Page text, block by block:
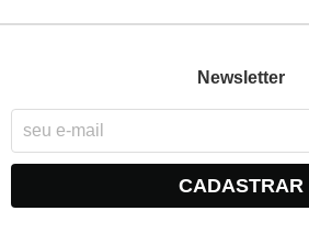
Newsletter
CADASTRAR